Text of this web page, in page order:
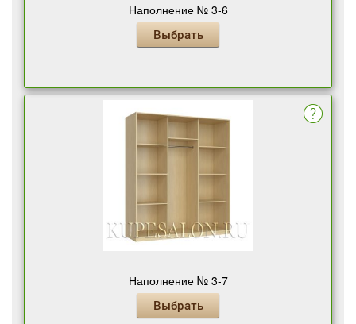
Наполнение № 3-6
Выбрать
Наполнение № 3-7
Выбрать